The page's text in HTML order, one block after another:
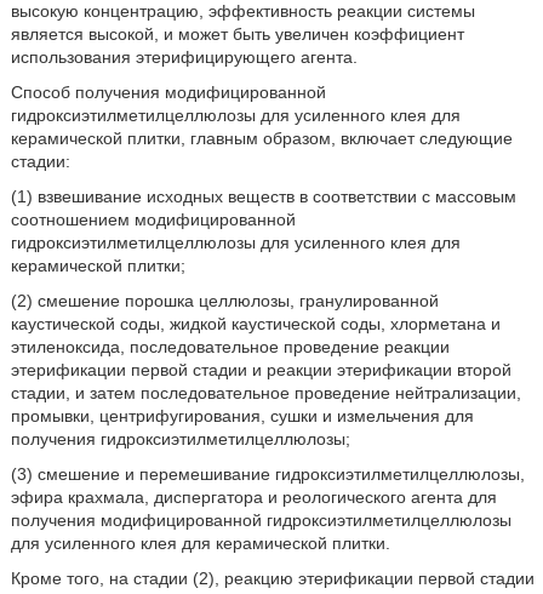
высокую концентрацию, эффективность реакции системы
является высокой, и может быть увеличен коэффициент
использования этерифицирующего агента.
Способ получения модифицированной
гидроксиэтилметилцеллюлозы для усиленного клея для
керамической плитки, главным образом, включает следующие
стадии:
(1) взвешивание исходных веществ в соответствии с массовым
соотношением модифицированной
гидроксиэтилметилцеллюлозы для усиленного клея для
керамической плитки;
(2) смешение порошка целлюлозы, гранулированной
каустической соды, жидкой каустической соды, хлорметана и
этиленоксида, последовательное проведение реакции
этерификации первой стадии и реакции этерификации второй
стадии, и затем последовательное проведение нейтрализации,
промывки, центрифугирования, сушки и измельчения для
получения гидроксиэтилметилцеллюлозы;
(3) смешение и перемешивание гидроксиэтилметилцеллюлозы,
эфира крахмала, диспергатора и реологического агента для
получения модифицированной гидроксиэтилметилцеллюлозы
для усиленного клея для керамической плитки.
Кроме того, на стадии (2), реакцию этерификации первой стадии